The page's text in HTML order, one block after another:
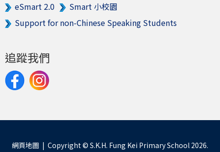
eSmart 2.0
Smart 小校園
Support for non-Chinese Speaking Students
追蹤我們
網頁地圖 | Copyright © S.K.H. Fung Kei Primary School 2026.